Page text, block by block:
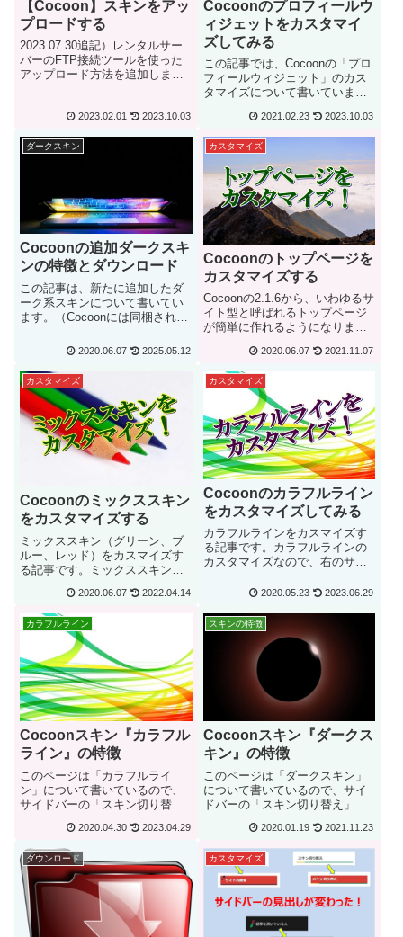
【Cocoon】スキンをアッ
プロードする
2023.07.30追記）レンタルサー
バーのFTP接続ツールを使った
アップロード方法を追加しまし
ンをアップロード（ロリポッ
ーマファイルに同梱されてい
2023.02.01 2023.10.03
Cocoonのプロフィールウ
ィジェットをカスタマイ
ズしてみる
この記事では、Cocoonの「プロ
フィールウィジェット」のカス
タマイズについて書いていま
ここでは、「カラフルライン」
のスキンを例として説明してい
ますが、他のスキンや、スキン
が適用されていない素の状態で
も、そのまま...
2021.02.23 2023.10.03
ダークスキン
Cocoonの追加ダークスキ
ンの特徴とダウンロード
この記事は、新たに追加したダ
ーク系スキンについて書いてい
ます。（Cocoonには同梱されて
スキンの特徴既にCocoonに同梱
済みのダークスキン（ダークエ
ンジ、ダークルリ、ダークカモ
ノハ）は、背景が黒の暗色系と
なっ...
2020.06.07 2025.05.12
カスタマイズ
Cocoonのトップページを
カスタマイズする
Cocoonの2.1.6から、いわゆるサ
イト型と呼ばれるトップページ
が簡単に作れるようになりまし
作るのは骨が折れるカスタマイ
ズが必要だったんですが、
Cocoonの設定でポチッポチッと
するだけでトップページが完成
し...
2020.06.07 2021.11.07
カスタマイズ
Cocoonのミックススキン
をカスタマイズする
ミックススキン（グリーン、ブ
ルー、レッド）をカスマイズす
る記事です。ミックススキンの
ドバーにある「スキン切り替
え」からミックススキンを選択
してください。ミックススキン
の別バージョンを作ってみまし
た。以前のバージョ...
2020.06.07 2022.04.14
カスタマイズ
Cocoonのカラフルライン
をカスタマイズしてみる
カラフルラインをカスマイズす
る記事です。カラフルラインの
カスタマイズなので、右のサイ
え」からカラフルラインを選択
カスタマイズできる方法が中心
になるので、ご了承ください。
グローバルメニュー...
2020.05.23 2023.06.29
カラフルライン
Cocoonスキン『カラフル
ライン』の特徴
このページは「カラフルライ
ン」について書いているので、
サイドバーの「スキン切り替
選択してください。前回のダー
クスキンからガラッと変わっ
て、マウスホバーが派手な「カ
ラフルライン」というスキンを
作ってみました。この記...
2020.04.30 2023.04.29
スキンの特徴
Cocoonスキン『ダークス
キン』の特徴
このページは「ダークスキン」
について書いているので、サイ
ドバーの「スキン切り替え」か
ルリ」、「ダークカモノハ」を
選択してください。久々に気合
い入れてスキンを作ってみまし
た。ダークモードというのが流
行っている（？）...
2020.01.19 2021.11.23
ダウンロード カスタマイズ